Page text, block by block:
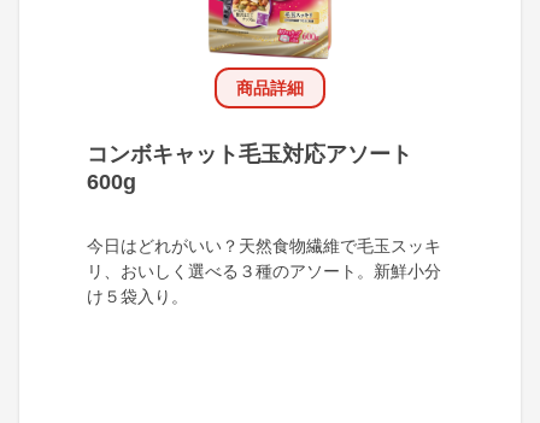
商品詳細
コンボキャット毛玉対応アソート
600g
今日はどれがいい？天然食物繊維で毛玉スッキ
リ、おいしく選べる３種のアソート。新鮮小分
け５袋入り。